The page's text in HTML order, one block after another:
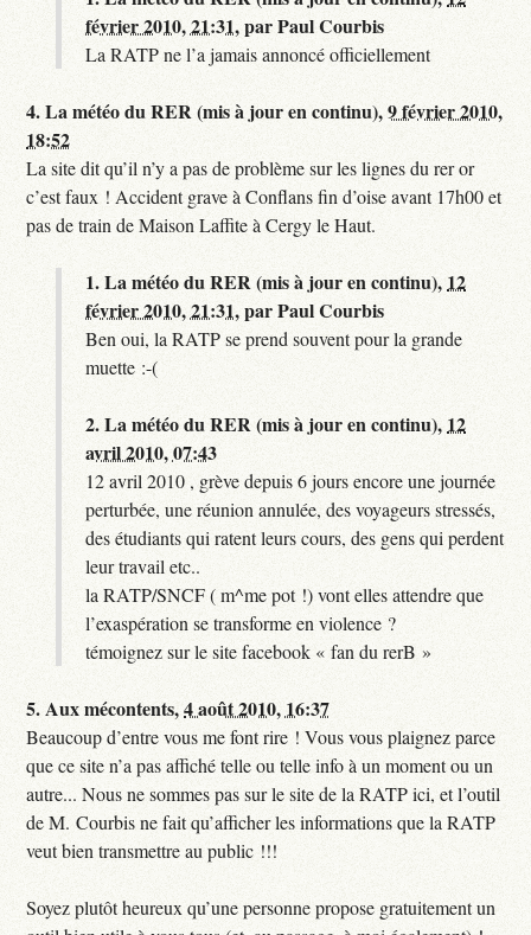
février 2010, 21:31,parPaul Courbis
La RATP ne l’a jamais annoncé officiellement
4.La météo du RER (mis à jour en continu),9 février 2010,
18:52
La site dit qu’il n’y a pas de problème sur les lignes du rer or
c’est faux ! Accident grave à Conflans fin d’oise avant 17h00 et
pas de train de Maison Laffite à Cergy le Haut.
1.La météo du RER (mis à jour en continu), 12
février 2010, 21:31,parPaul Courbis
Ben oui, la RATP se prend souvent pour la grande
muette :-(
2.La météo du RER (mis à jour en continu), 12
avril 2010, 07:43
12 avril 2010 , grève depuis 6 jours encore une journée
perturbée, une réunion annulée, des voyageurs stressés,
des étudiants qui ratent leurs cours, des gens qui perdent
leur travail etc..
la RATP/SNCF ( m^me pot !) vont elles attendre que
l’exaspération se transforme en violence ?
témoignez sur le site facebook « fan du rerB »
5.Aux mécontents,4 août 2010, 16:37
Beaucoup d’entre vous me font rire ! Vous vous plaignez parce
que ce site n’a pas affiché telle ou telle info à un moment ou un
autre... Nous ne sommes pas sur le site de la RATP ici, et l’outil
de M. Courbis ne fait qu’afficher les informations que la RATP
veut bien transmettre au public !!!
Soyez plutôt heureux qu’une personne propose gratuitement un